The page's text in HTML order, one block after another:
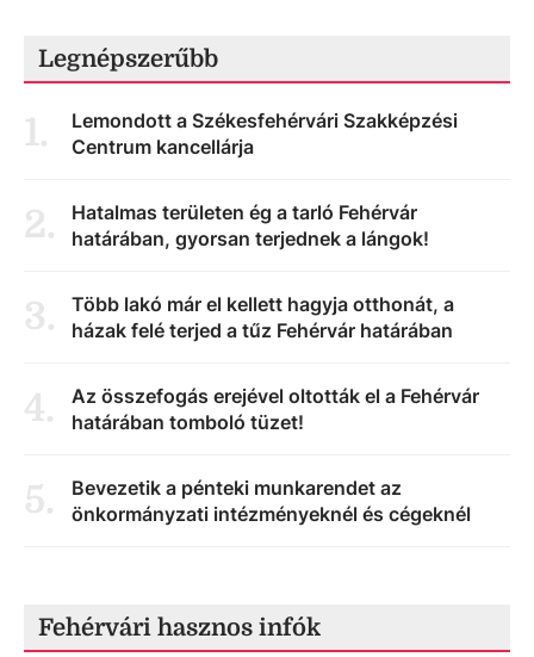
Legnépszerűbb
1.
Lemondott a Székesfehérvári Szakképzési
Centrum kancellárja
2.
Hatalmas területen ég a tarló Fehérvár
határában, gyorsan terjednek a lángok!
3.
Több lakó már el kellett hagyja otthonát, a
házak felé terjed a tűz Fehérvár határában
4.
Az összefogás erejével oltották el a Fehérvár
határában tomboló tüzet!
5.
Bevezetik a pénteki munkarendet az
önkormányzati intézményeknél és cégeknél
Fehérvári hasznos infók